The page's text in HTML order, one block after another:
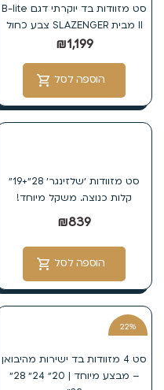
סט מזוודות בד יוקרתי דגם B-lite
II מבית SLAZENGER צבע כחול
₪1,199
הוספה לסל
סט מזוודות ׳שלזינגר׳ 28״+19״
קלות כנוצה. משקל מיוחד!
₪839
הוספה לסל
22%
סט 4 מזוודות בד ישירות מהיבואן
– מבצע מיוחד | 20״ 24״ 28״